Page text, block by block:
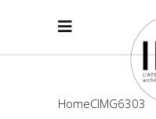
HomeCIMG6303